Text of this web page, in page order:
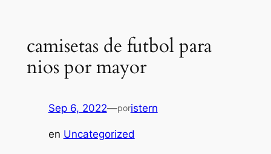
camisetas de futbol para
nios por mayor
Sep 6, 2022—poristern
en Uncategorized